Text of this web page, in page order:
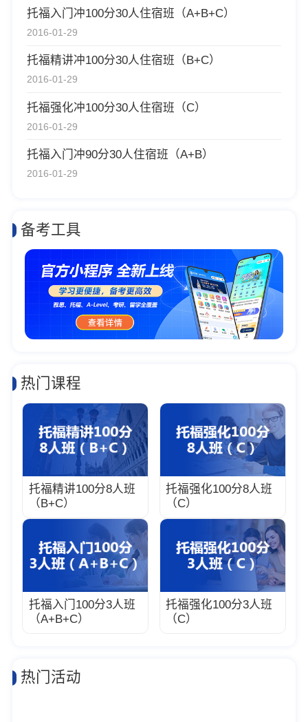
托福入门冲100分30人住宿班（A+B+C）
2016-01-29
托福精讲冲100分30人住宿班（B+C）
2016-01-29
托福强化冲100分30人住宿班（C）
2016-01-29
托福入门冲90分30人住宿班（A+B）
2016-01-29
备考工具
热门课程
托福精讲100分8人班
（B+C）
托福强化100分8人班
（C）
托福入门100分3人班
（A+B+C）
托福强化100分3人班
（C）
热门活动